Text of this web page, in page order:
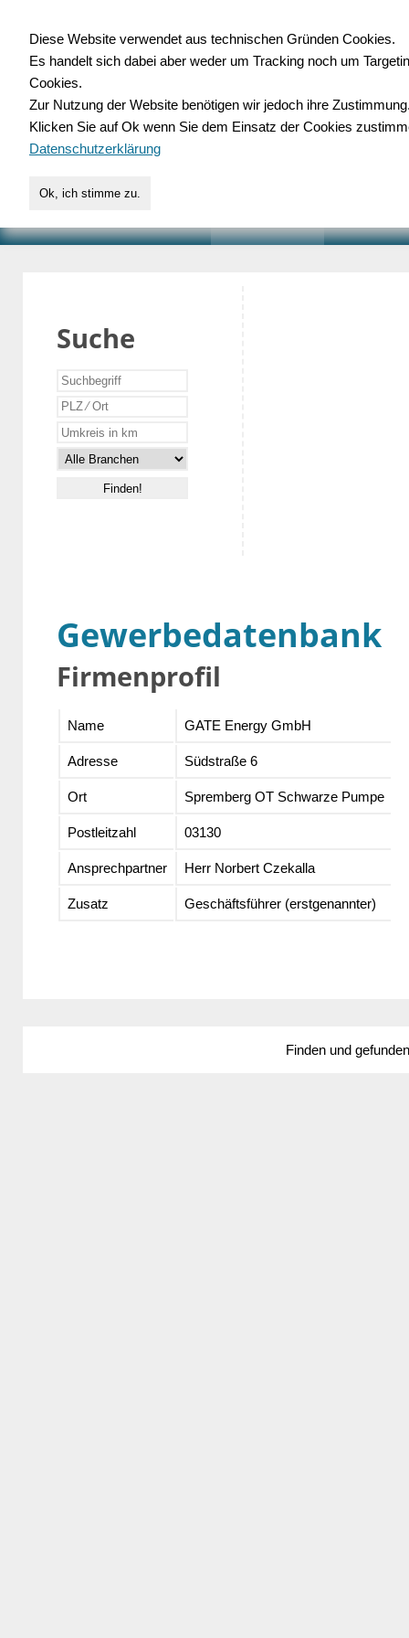
für Handwerk,
Suche
Gewerbedatenbank
Firmenprofil
Name GATE Energy GmbH
Adresse Südstraße 6
Ort Spremberg OT Schwarze Pumpe
Postleitzahl 03130
Ansprechpartner Herr Norbert Czekalla
Zusatz Geschäftsführer (erstgenannter)
Finden und
Diese Website verwendet aus technischen Gründen Cookies.
Es handelt sich dabei aber weder um Tracking noch um
Cookies.
Zur Nutzung der Website benötigen wir jedoch ihre
Klicken Sie auf Ok wenn Sie dem Einsatz der Cookies
Datenschutzerklärung
Ok, ich stimme zu.